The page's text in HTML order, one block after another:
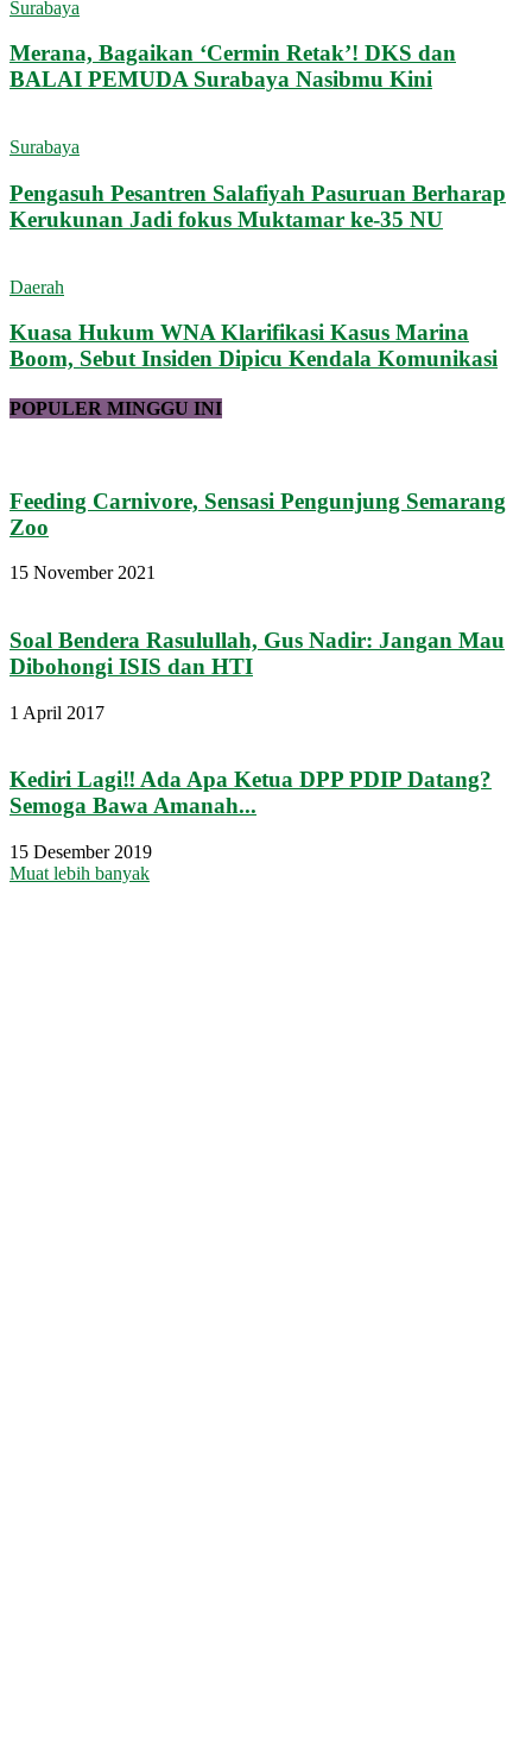
Surabaya
Merana, Bagaikan ‘Cermin Retak’! DKS dan
BALAI PEMUDA Surabaya Nasibmu Kini
Surabaya
Pengasuh Pesantren Salafiyah Pasuruan Berharap
Kerukunan Jadi fokus Muktamar ke-35 NU
Daerah
Kuasa Hukum WNA Klarifikasi Kasus Marina
Boom, Sebut Insiden Dipicu Kendala Komunikasi
POPULER MINGGU INI
Feeding Carnivore, Sensasi Pengunjung Semarang
Zoo
15 November 2021
Soal Bendera Rasulullah, Gus Nadir: Jangan Mau
Dibohongi ISIS dan HTI
1 April 2017
Kediri Lagi‼ Ada Apa Ketua DPP PDIP Datang?
Semoga Bawa Amanah...
15 Desember 2019
Muat lebih banyak